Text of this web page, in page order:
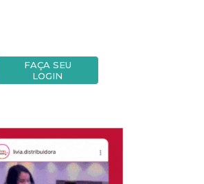
FAÇA SEU
LOGIN